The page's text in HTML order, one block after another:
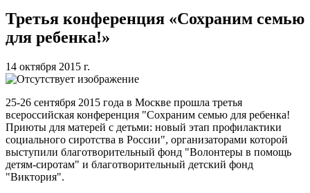
Третья конференция «Сохраним семью
для ребенка!»
14 октября 2015 г.
25-26 сентября 2015 года в Москве прошла третья
всероссийская конференция "Сохраним семью для ребенка!
Приюты для матерей с детьми: новый этап профилактики
социального сиротства в России", организаторами которой
выступили благотворительный фонд "Волонтеры в помощь
детям-сиротам" и благотворительный детский фонд
"Виктория".